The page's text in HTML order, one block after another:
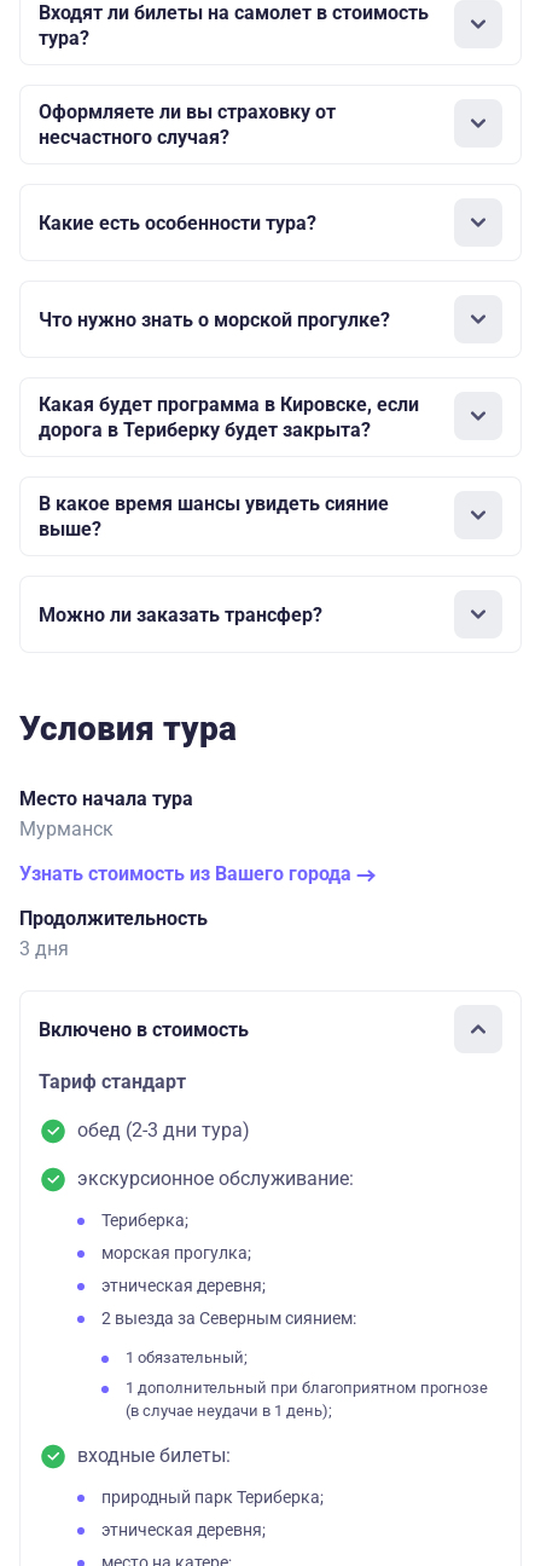
Входят ли билеты на самолет в стоимость
тура?
Оформляете ли вы страховку от
несчастного случая?
Какие есть особенности тура?
Что нужно знать о морской прогулке?
Какая будет программа в Кировске, если
дорога в Териберку будет закрыта?
В какое время шансы увидеть сияние
выше?
Можно ли заказать трансфер?
Условия тура
Место начала тура
Мурманск
Узнать стоимость из Вашего города
Продолжительность
3 дня
Включено в стоимость
Тариф стандарт
обед (2-3 дни тура)
экскурсионное обслуживание:
Териберка;
морская прогулка;
этническая деревня;
2 выезда за Северным сиянием:
1 обязательный;
1 дополнительный при благоприятном прогнозе
(в случае неудачи в 1 день);
входные билеты:
природный парк Териберка;
этническая деревня;